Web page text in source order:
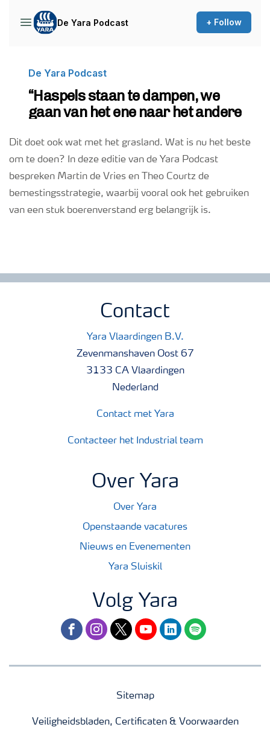
Dit doet ook wat met het grasland. Wat is nu het beste
om te doen? In deze editie van de Yara Podcast
bespreken Martin de Vries en Theo Courtz de
bemestingsstrategie, waarbij vooral ook het gebruiken
van een stuk boerenverstand erg belangrijk is.
Contact
Yara Vlaardingen B.V.
Zevenmanshaven Oost 67
3133 CA Vlaardingen
Nederland
Contact met Yara
Contacteer het Industrial team
Over Yara
Over Yara
Openstaande vacatures
Nieuws en Evenementen
Yara Sluiskil
Volg Yara
facebookinstagram
twitteryoutubelinkedinspotify
Sitemap
Veiligheidsbladen, Certificaten & Voorwaarden